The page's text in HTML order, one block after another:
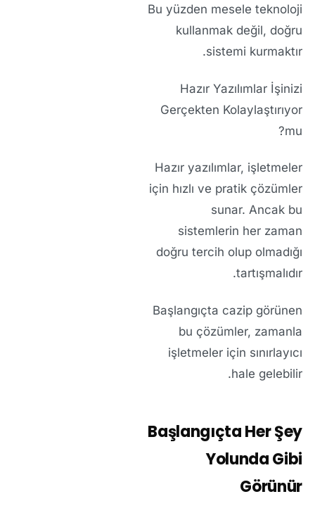
Bu yüzden mesele teknoloji
kullanmak değil, doğru
sistemi kurmaktır.
Hazır Yazılımlar İşinizi
Gerçekten Kolaylaştırıyor
mu?
Hazır yazılımlar, işletmeler
için hızlı ve pratik çözümler
sunar. Ancak bu
sistemlerin her zaman
doğru tercih olup olmadığı
tartışmalıdır.
Başlangıçta cazip görünen
bu çözümler, zamanla
işletmeler için sınırlayıcı
hale gelebilir.
Başlangıçta Her Şey
Yolunda Gibi
Görünür